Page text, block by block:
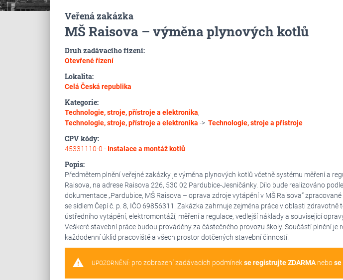
Veřená zakázka
MŠ Raisova – výměna plynových kotlů
Druh zadávacího řízení:
Otevřené řízení
Lokalita:
Celá Česká republika
Kategorie:
Technologie, stroje, přístroje a elektronika,
Technologie, stroje, přístroje a elektronika -> Technologie, stroje a přístroje
CPV kódy:
45331110-0 - Instalace a montáž kotlů
Popis:
Předmětem plnění veřejné zakázky je výměna plynových kotlů včetně systému měření a
Raisova, na adrese Raisova 226, 530 02 Pardubice-Jesničánky. Dílo bude realizováno
dokumentace „Pardubice, MŠ Raisova – oprava zdroje vytápění v MŠ Raisova“
se sídlem Čepí č. p. 8, IČO 69856311. Zakázka zahrnuje zejména práce v oblasti zdravotně
ústředního vytápění, elektromontáží, měření a regulace, vedlejší náklady a související
Veškeré stavební práce budou prováděny za částečného provozu školy. Součástí plnění je
každodenní úklid pracoviště a všech prostor dotčených stavební činností.
warning UPOZORNĚNÍ: pro zobrazení zadávacích podmínekse registrujte ZDARMAnebose